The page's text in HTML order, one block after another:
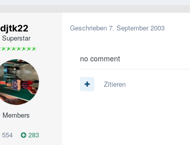
djtk22
Superstar
Members
554 283
Geschrieben 7. September 2003
no comment
Zitieren